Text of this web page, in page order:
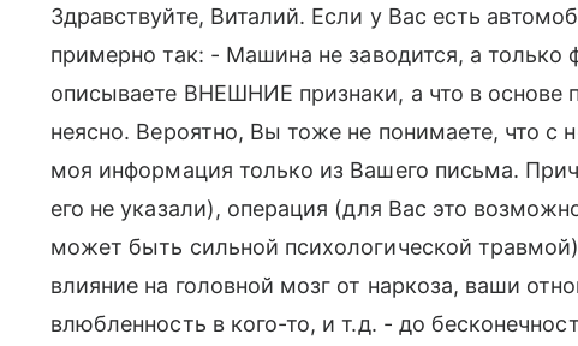
Здравствуйте, Виталий. Если у Вас есть
примерно так: - Машина не заводится, а только
описываете ВНЕШНИЕ признаки, а что в
неясно. Вероятно, Вы тоже не понимаете, что с
моя информация только из Вашего письма.
его не указали), операция (для Вас это
может быть сильной психологической
влияние на головной мозг от наркоза, ваши
влюбленность в кого-то, и т.д. - до